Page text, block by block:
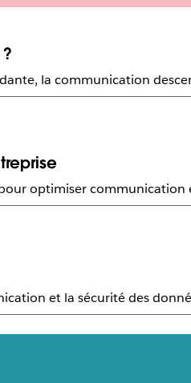
la communication
optimiser communication
et la sécurité des